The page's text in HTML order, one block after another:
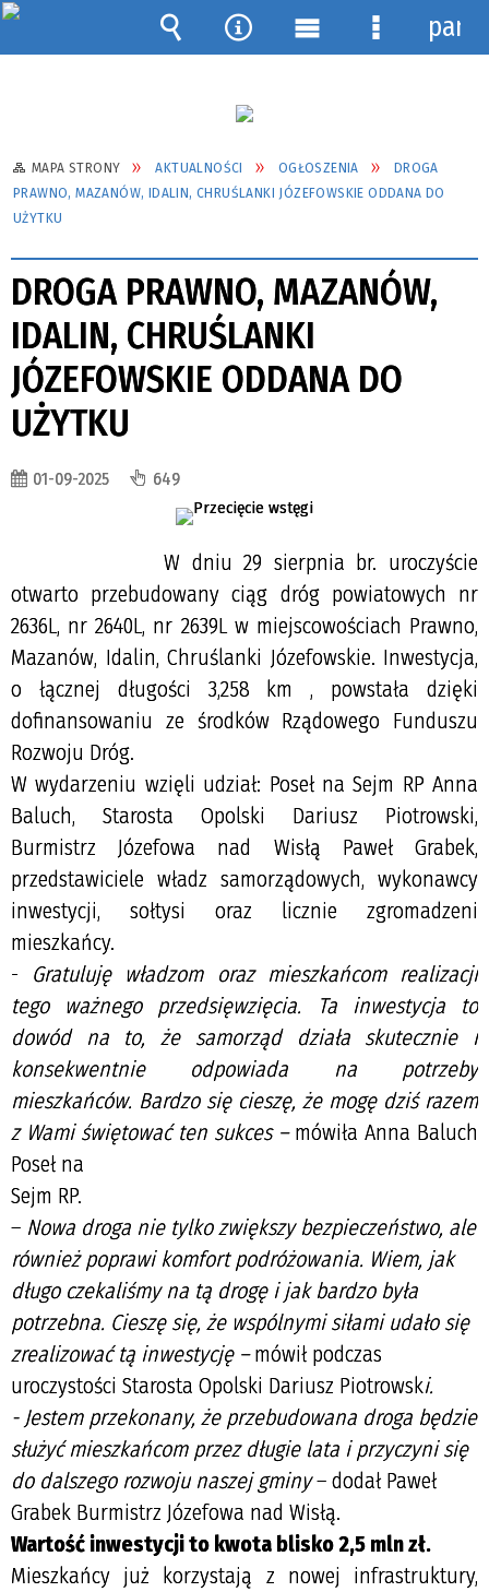
MAPA STRONY AKTUALNOŚCI OGŁOSZENIA
DROGA
PRAWNO, MAZANÓW, IDALIN, CHRUŚLANKI JÓZEFOWSKIE ODDANA DO
UŻYTKU
DROGA PRAWNO, MAZANÓW,
IDALIN, CHRUŚLANKI
JÓZEFOWSKIE ODDANA DO
UŻYTKU
01-09-2025 649
W dniu 29 sierpnia br. uroczyście
otwarto przebudowany ciąg dróg powiatowych nr
2636L, nr 2640L, nr 2639L w miejscowościach Prawno,
Mazanów, Idalin, Chruślanki Józefowskie. Inwestycja,
o łącznej długości 3,258 km , powstała dzięki
dofinansowaniu ze środków Rządowego Funduszu
Rozwoju Dróg.
W wydarzeniu wzięli udział: Poseł na Sejm RP Anna
Baluch, Starosta Opolski Dariusz Piotrowski,
Burmistrz Józefowa nad Wisłą Paweł Grabek,
przedstawiciele władz samorządowych, wykonawcy
inwestycji, sołtysi oraz licznie zgromadzeni
mieszkańcy.
- Gratuluję władzom oraz mieszkańcom realizacji
tego ważnego przedsięwzięcia. Ta inwestycja to
dowód na to, że samorząd działa skutecznie i
konsekwentnie odpowiada na potrzeby
mieszkańców. Bardzo się cieszę, że mogę dziś razem
z Wami świętować ten sukces –mówiła Anna Baluch
Poseł na
Sejm RP.
– Nowa droga nie tylko zwiększy bezpieczeństwo, ale
również poprawi komfort podróżowania. Wiem, jak
długo czekaliśmy na tą drogę i jak bardzo była
potrzebna. Cieszę się, że wspólnymi siłami udało się
zrealizować tą inwestycję –mówił podczas
uroczystości Starosta Opolski Dariusz Piotrowski.
- Jestem przekonany, że przebudowana droga będzie
służyć mieszkańcom przez długie lata i przyczyni się
do dalszego rozwoju naszej gminy– dodał Paweł
Grabek Burmistrz Józefowa nad Wisłą.
Wartość inwestycji to kwota blisko 2,5 mln zł.
Mieszkańcy już korzystają z nowej infrastruktury,
Wyszukiwarka
Narzędzia
Menu Menu
panel